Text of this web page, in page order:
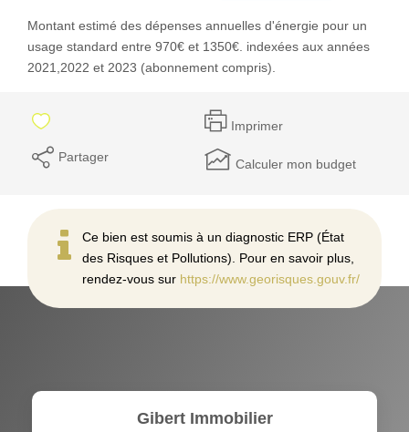
Montant estimé des dépenses annuelles d'énergie pour un
usage standard entre 970€ et 1350€. indexées aux années
2021,2022 et 2023 (abonnement compris).
Imprimer
Partager Calculer mon budget
Ce bien est soumis à un diagnostic ERP (État
des Risques et Pollutions). Pour en savoir plus,
rendez-vous sur https://www.georisques.gouv.fr/
Gibert Immobilier